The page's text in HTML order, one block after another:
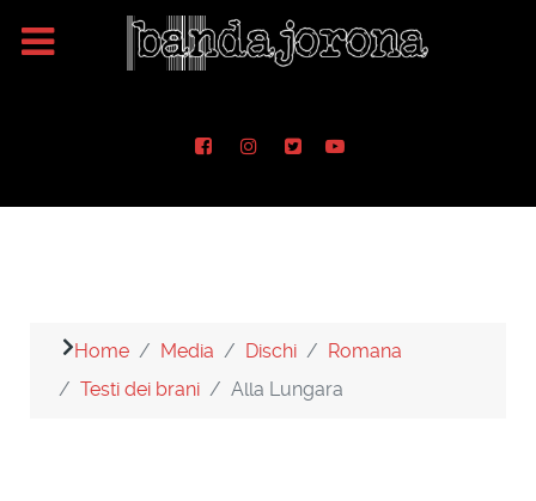
Home Media Dischi
Romana
Testi dei brani
Alla Lungara